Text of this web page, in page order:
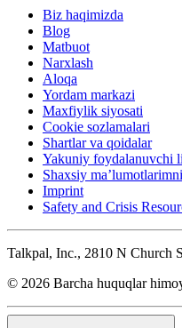
Biz haqimizda
Blog
Matbuot
Narxlash
Aloqa
Yordam markazi
Maxfiylik siyosati
Cookie sozlamalari
Shartlar va qoidalar
Yakuniy foydalanuvchi
Shaxsiy
Imprint
Safety and Crisis
Talkpal, Inc., 2810 N Church
© 2026 Barcha huquqlar